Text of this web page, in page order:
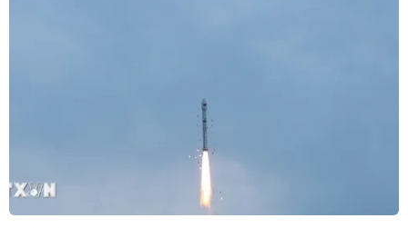
Dấu mốc quan trọng trong quan hệ